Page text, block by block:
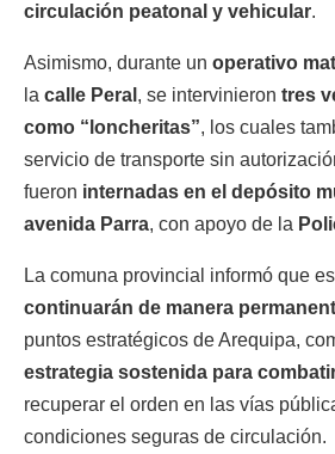
circulación peatonal y vehicular.
Asimismo, durante un operativo
la calle Peral , se intervinieron tres
como “loncheritas”, los cuales
servicio de transporte sin
fueron internadas en el depósito
avenida Parra, con apoyo de la
La comuna provincial informó que
continuarán de manera
puntos estratégicos de Arequipa,
estrategia sostenida para
recuperar el orden en las vías
condiciones seguras de circulación.